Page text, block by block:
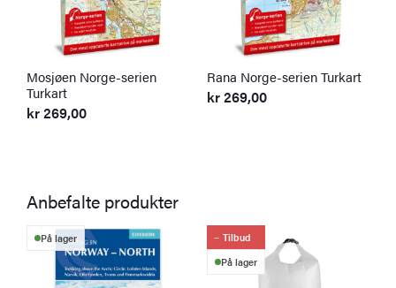
Mosjøen Norge-serien
Turkart
kr269,00
Rana Norge-serien Turkart
kr269,00
Anbefalte produkter
På lager
Tilbud
På lager